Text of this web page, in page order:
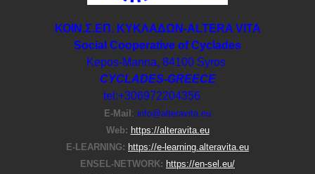
ΚΟΙΝ.Σ.ΕΠ. ΚΥΚΛΑΔΩΝ-ΑLTERA VITA
Social Cooperative of Cyclades
Kepos-Manna, 84100 Syros
CYCLADES-GREECE
tel:+306972204356
E-Μail : info@alteravita.eu
Web: https://alteravita.eu
E-LEARNING: https://e-learning.alteravita.eu
ENSEL-NETWORK: https://en-sel.eu/